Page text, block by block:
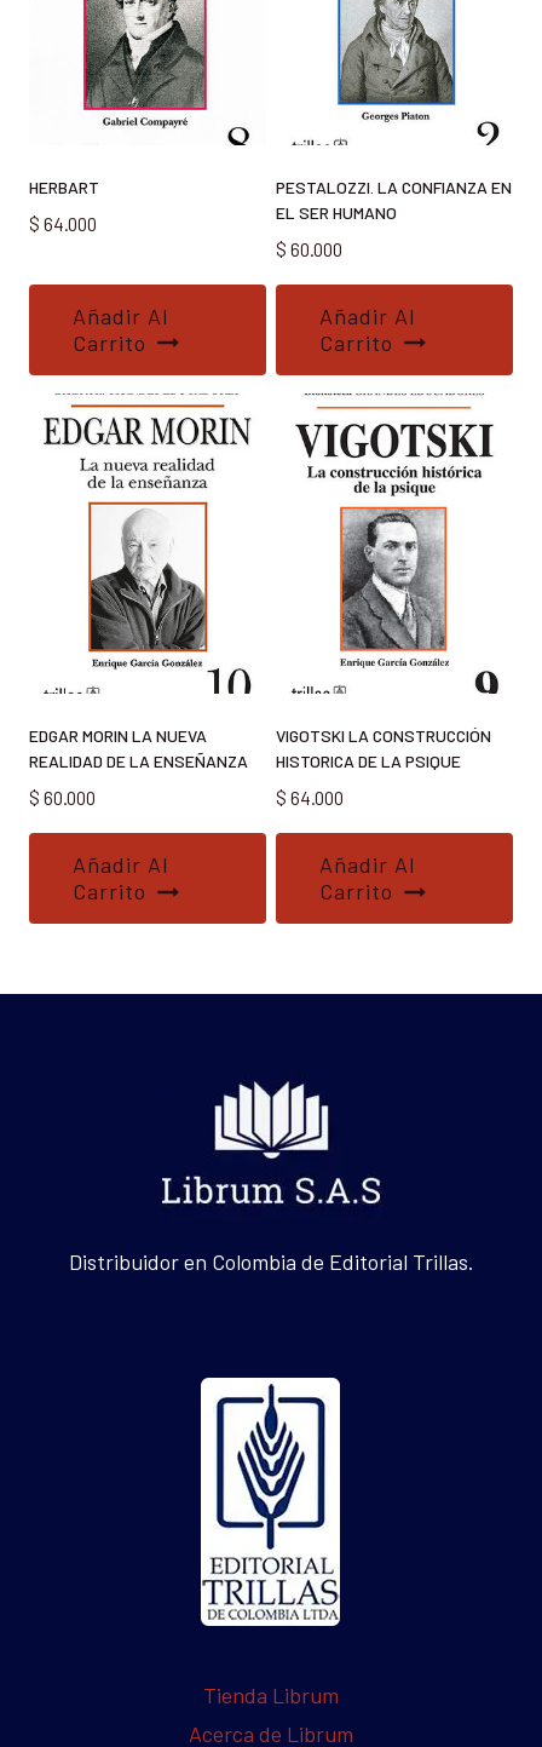
HERBART
$ 64.000
Añadir Al
Carrito
PESTALOZZI. LA CONFIANZA EN
EL SER HUMANO
$ 60.000
Añadir Al
Carrito
EDGAR MORIN LA NUEVA
REALIDAD DE LA ENSEÑANZA
$ 60.000
Añadir Al
Carrito
VIGOTSKI LA CONSTRUCCIÓN
HISTORICA DE LA PSIQUE
$ 64.000
Añadir Al
Carrito
Distribuidor en Colombia de Editorial Trillas.
Tienda Librum
Acerca de Librum